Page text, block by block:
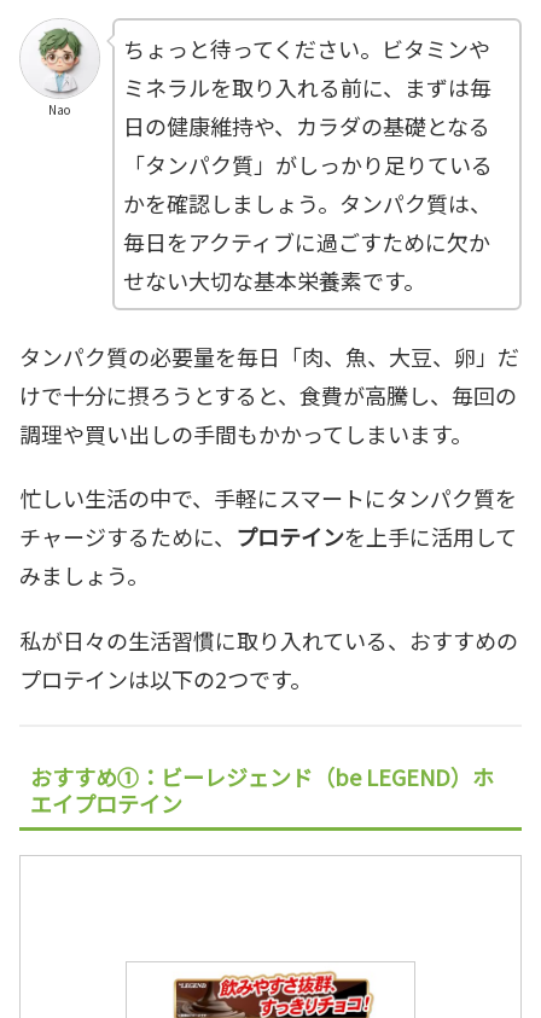
Nao
ちょっと待ってください。ビタミンや
ミネラルを取り入れる前に、まずは毎
日の健康維持や、カラダの基礎となる
「タンパク質」がしっかり足りている
かを確認しましょう。タンパク質は、
毎日をアクティブに過ごすために欠か
せない大切な基本栄養素です。
タンパク質の必要量を毎日「肉、魚、大豆、卵」だ
けで十分に摂ろうとすると、食費が高騰し、毎回の
調理や買い出しの手間もかかってしまいます。
忙しい生活の中で、手軽にスマートにタンパク質を
チャージするために、 プロテインを上手に活用して
みましょう。
私が日々の生活習慣に取り入れている、おすすめの
プロテインは以下の2つです。
おすすめ①：ビーレジェンド（be LEGEND）ホ
エイプロテイン